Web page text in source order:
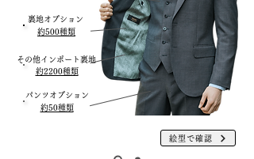
約500種類
裏地オプション
約50種類
その他インポート裏地
約2200種類
パンツオプション
絵型で確認